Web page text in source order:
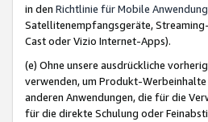
in den Richtlinie für Mobile
Satellitenempfangsgeräte,
Cast oder Vizio Internet-Apps).
(e) Ohne unsere ausdrückliche
verwenden, um Produkt-
anderen Anwendungen, die für die
für die direkte Schulung oder